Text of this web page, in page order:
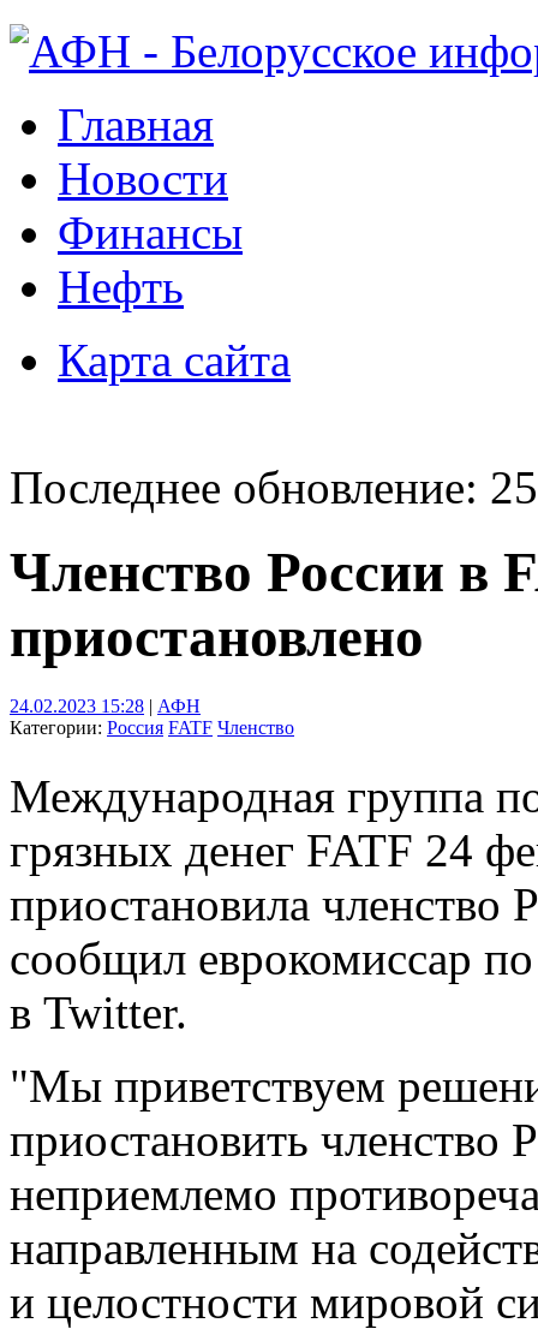
Главная
Новости
Финансы
Нефть
Карта сайта
Последнее обновление:
Членство России в
приостановлено
24.02.2023 15:28 | АФН
Категории: Россия FATF Членство
Международная группа
грязных денег FATF 24
приостановила членство
сообщил еврокомиссар
в Twitter.
"Мы приветствуем
приостановить членство
неприемлемо
направленным на
и целостности мировой